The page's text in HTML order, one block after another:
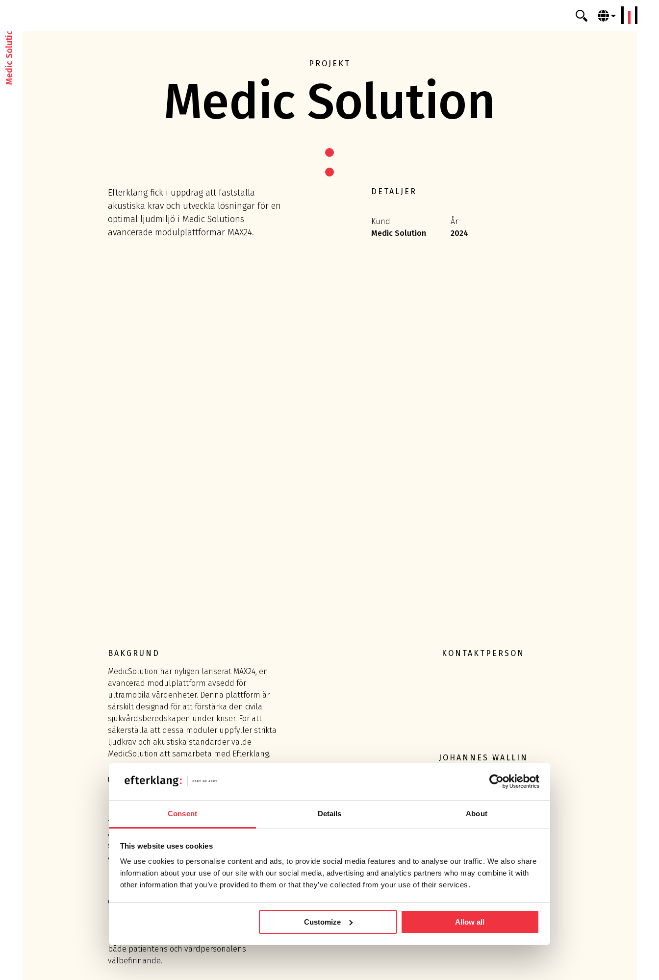
Consent Details About
This website uses cookies
We use cookies to personalise content and ads, to provide social media features and to analyse our traffic. We also share
information about your use of our site with our social media, advertising and analytics partners who may combine it with
other information that you’ve provided to them or that they’ve collected from your use of their services.
Customize Allow all
Medic Solution PROJEKT
Medic Solution
Efterklang fick i uppdrag att fastställa
akustiska krav och utveckla lösningar för en
optimal ljudmiljö i Medic Solutions
avancerade modulplattformar MAX24.
DETALJER
Kund
Medic Solution
År
2024
BAKGRUND
MedicSolution har nyligen lanserat MAX24, en
avancerad modulplattform avsedd för
ultramobila vårdenheter. Denna plattform är
särskilt designad för att förstärka den civila
sjukvårdsberedskapen under kriser. För att
säkerställa att dessa moduler uppfyller strikta
ljudkrav och akustiska standarder valde
MedicSolution att samarbeta med Efterklang.
UPPDRAG
Efterklang fick uppdraget att fastställa akustiska
krav och projektera lösningar och konstruktioner
för MAX24-modulerna. Detta innebar en grundlig
analys av de specifika ljudkraven som krävs för att
skapa en optimal vårdmiljö, inklusive åtgärder för
att försäkra den akustiska komforten.
RESULTAT
Genom vårt arbete har vi garanterat att MAX24-
både patientens och vårdpersonalens
välbefinnande.
KONTAKTPERSON
JOHANNES WALLIN
+46 10 505 07 38